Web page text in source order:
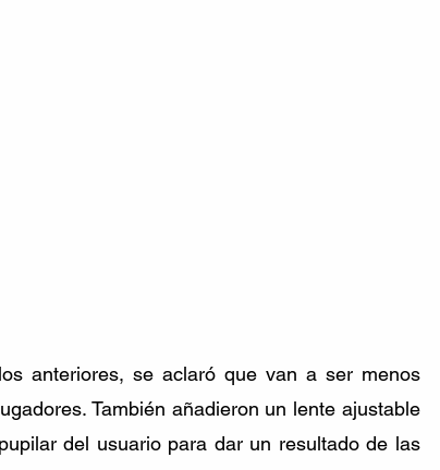
anteriores, se aclaró que van a ser menos
También añadieron un lente ajustable
del usuario para dar un resultado de las